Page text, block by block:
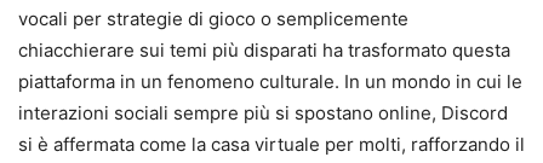
vocali per strategie di gioco o semplicemente
chiacchierare sui temi più disparati ha trasformato questa
piattaforma in un fenomeno culturale. In un mondo in cui le
interazioni sociali sempre più si spostano online, Discord
si è affermata come la casa virtuale per molti, rafforzando il